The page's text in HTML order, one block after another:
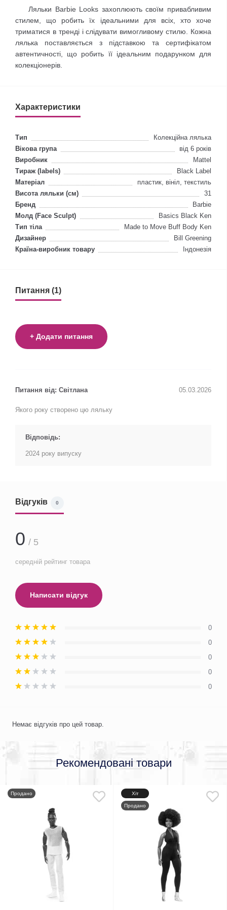
Ляльки Barbie Looks захоплюють своїм привабливим
стилем, що робить їх ідеальними для всіх, хто хоче
триматися в тренді і слідувати вимогливому стилю. Кожна
лялька поставляється з підставкою та сертифікатом
автентичності, що робить її ідеальним подарунком для
колекціонерів.
Характеристики
Тип
Колекційна лялька
Вікова група
від 6 років
Виробник
Mattel
Тираж (labels)
Black Label
Матеріал
пластик, вініл, текстиль
Висота ляльки (см)
31
Бренд
Barbie
Молд (Face Sculpt)
Basics Black Ken
Тип тіла
Made to Move Buff Body Ken
Дизайнер
Bill Greening
Країна-виробник товару
Індонезія
Питання (1)
+ Додати питання
Питання від: Світлана 05.03.2026
Якого року створено цю ляльку
Відповідь:
2024 року випуску
Відгуків 0
0 / 5
середній рейтинг товара
Написати відгук
0
0
0
0
0
Немає відгуків про цей товар.
Рекомендовані товари
Продано Хіт
Продано